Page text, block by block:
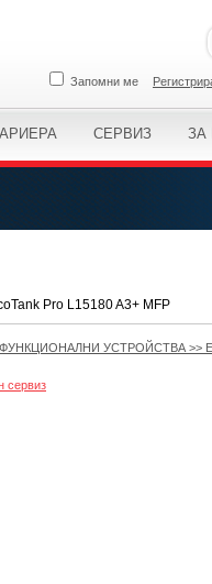
Запомни ме
СЕРВИЗ ЗА
Pro L15180 A3+ MFP
УСТРОЙСТВА >>
сервиз